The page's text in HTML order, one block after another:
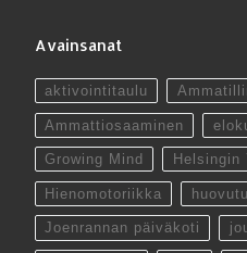
Avainsanat
aktivointitaulu
Ammattiosaaminen
Growing Mind Helsingin
Hienomotoriikka
Joenrannan päiväkoti